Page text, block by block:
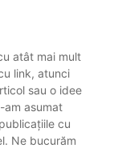
atât mai mult
link, atunci
sau o idee
am asumat
cu
Ne bucurăm